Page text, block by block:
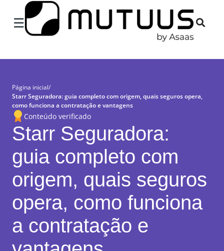
☰
Página inicial/
Starr Seguradora: guia completo com origem, quais seguros opera,
como funciona a contratação e vantagens
Conteúdo verificado
Starr Seguradora:
guia completo com
origem, quais seguros
opera, como funciona
a contratação e